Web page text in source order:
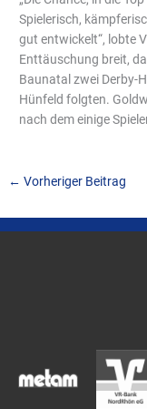
Spielerisch,
gut entwickelt“, lobte
Enttäuschung breit,
Baunatal zwei Derby-
Hünfeld folgten.
nach dem einige
← Vorheriger Beitrag